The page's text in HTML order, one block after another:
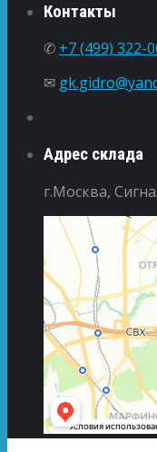
Контакты
✆ +7 (499) 322-
✉
Адрес склада
г.Москва,